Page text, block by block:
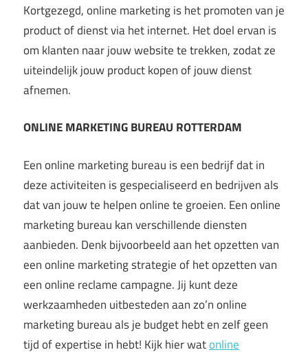
Kortgezegd, online marketing is het promoten van je
product of dienst via het internet. Het doel ervan is
om klanten naar jouw website te trekken, zodat ze
uiteindelijk jouw product kopen of jouw dienst
afnemen.
ONLINE MARKETING BUREAU ROTTERDAM
Een online marketing bureau is een bedrijf dat in
deze activiteiten is gespecialiseerd en bedrijven als
dat van jouw te helpen online te groeien. Een online
marketing bureau kan verschillende diensten
aanbieden. Denk bijvoorbeeld aan het opzetten van
een online marketing strategie of het opzetten van
een online reclame campagne. Jij kunt deze
werkzaamheden uitbesteden aan zo’n online
marketing bureau als je budget hebt en zelf geen
tijd of expertise in hebt! Kijk hier watonline